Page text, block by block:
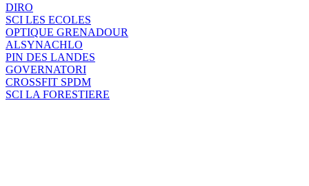
DIRO
SCI LES ECOLES
OPTIQUE GRENADOUR
ALSYNACHLO
PIN DES LANDES
GOVERNATORI
CROSSFIT SPDM
SCI LA FORESTIERE